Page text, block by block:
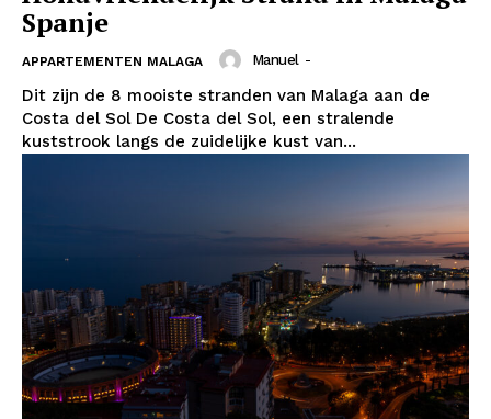
Spanje
APPARTEMENTEN MALAGA Manuel -
Dit zijn de 8 mooiste stranden van Malaga aan de
Costa del Sol De Costa del Sol, een stralende
kuststrook langs de zuidelijke kust van...